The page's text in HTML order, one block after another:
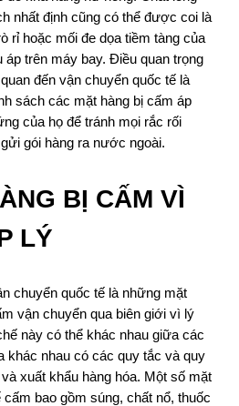
nhất định cũng có thể được coi là
rỉ hoặc mối đe dọa tiềm tàng của
áp trên máy bay. Điều quan trọng
đến vận chuyển quốc tế là
sách các mặt hàng bị cấm áp
của họ để tránh mọi rắc rối
gói hàng ra nước ngoài.
BỊ CẤM VÌ
LÝ
chuyển quốc tế là những mặt
vận chuyển qua biên giới vì lý
này có thể khác nhau giữa các
khác nhau có các quy tắc và quy
xuất khẩu hàng hóa. Một số mặt
cấm bao gồm súng, chất nổ, thuốc